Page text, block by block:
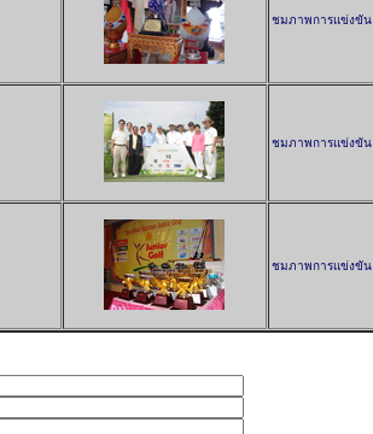
ชมภาพการแข่งขัน
ชมภาพการแข่งขัน
ชมภาพการแข่งขัน